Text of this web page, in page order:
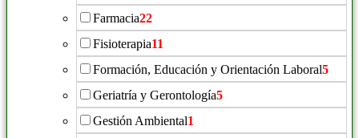
Farmacia22
Fisioterapia11
Formación, Educación y Orientación Laboral5
Geriatría y Gerontología5
Gestión Ambiental1